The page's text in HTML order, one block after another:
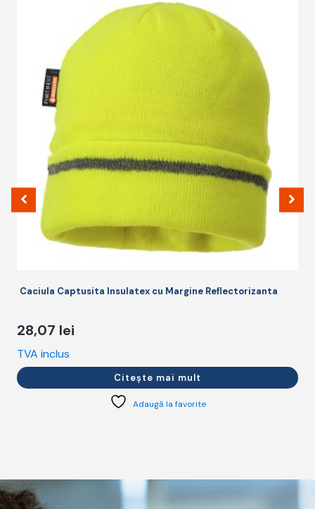
Caciula Captusita Insulatex cu Margine Reflectorizanta
28,07 lei
TVA inclus
Citește mai mult
Adaugă la favorite